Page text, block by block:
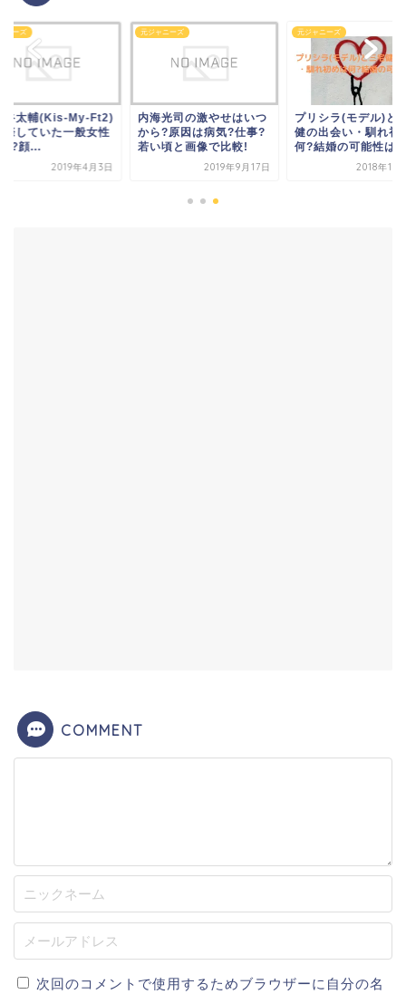
ニーズ
谷太輔(Kis-My-Ft2)
際していた一般女性
?顔...
2019年4月3日
元ジャニーズ
内海光司の激やせはいつ
から?原因は病気?仕事?
若い頃と画像で比較!
2019年9月17日
元ジャニーズ
プリシラ(モデル)と
健の出会い・馴れ初
何?結婚の可能性は?
2018年10
COMMENT
次回のコメントで使用するためブラウザーに自分の名